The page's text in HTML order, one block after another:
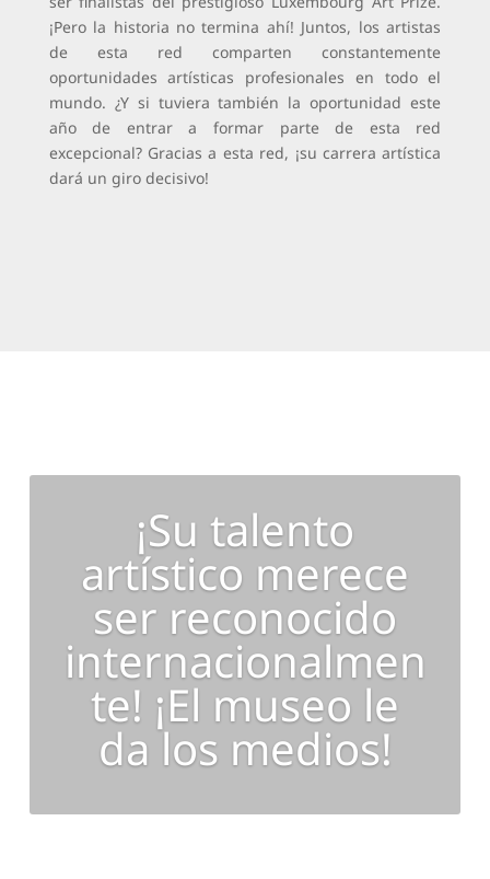
¡Pero la historia no termina ahí! Juntos, los artistas
de esta red comparten constantemente
oportunidades artísticas profesionales en todo el
mundo. ¿Y si tuviera también la oportunidad este
año de entrar a formar parte de esta red
excepcional? Gracias a esta red, ¡su carrera artística
dará un giro decisivo!
¡Su talento
artístico merece
ser reconocido
internacionalmen
te! ¡El museo le
da los medios!